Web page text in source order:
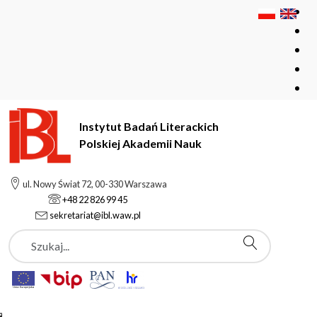
Instytut Badań Literackich
Polskiej Akademii Nauk
ul. Nowy Świat 72, 00-330 Warszawa
+48 22 826 99 45
sekretariat@ibl.waw.pl
Szukaj
Instytut Badań Literackich Polskiej Akademii Nauk
Pracownicy
Wójtowicz Aleksandra
Wójtowicz Aleksandra